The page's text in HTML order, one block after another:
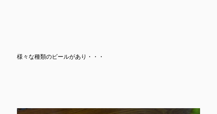
様々な種類のビールがあり・・・